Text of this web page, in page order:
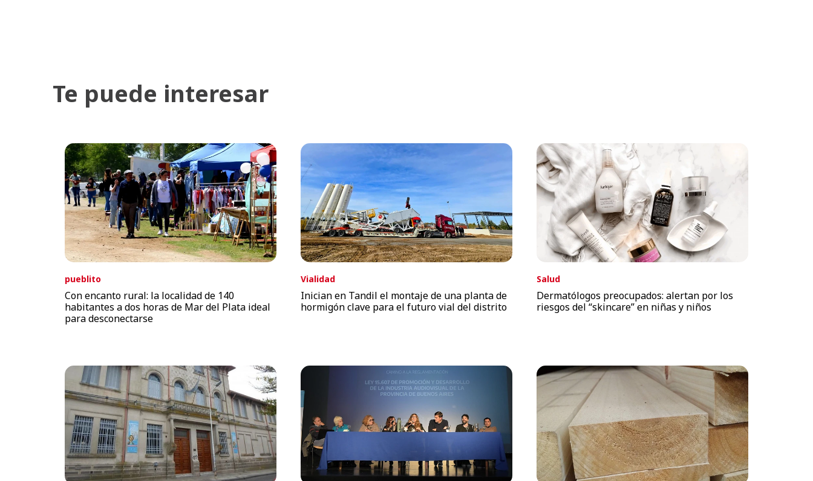
Te puede interesar
pueblito
Con encanto rural: la localidad de 140
habitantes a dos horas de Mar del Plata ideal
para desconectarse
Vialidad
Inician en Tandil el montaje de una planta de
hormigón clave para el futuro vial del distrito
Salud
Dermatólogos preocupados: alertan por los
riesgos del “skincare” en niñas y niños